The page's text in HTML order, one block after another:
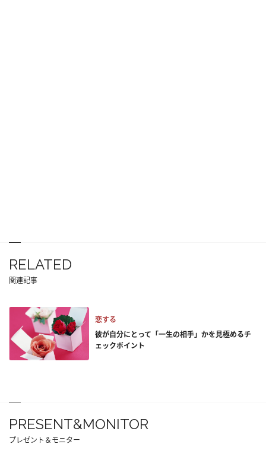
RELATED
関連記事
恋する
彼が自分にとって「一生の相手」かを見極めるチ
ェックポイント
PRESENT&MONITOR
プレゼント＆モニター